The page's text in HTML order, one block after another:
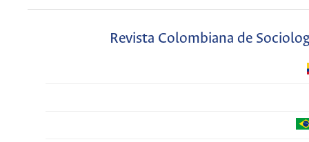
Revista Colombiana de